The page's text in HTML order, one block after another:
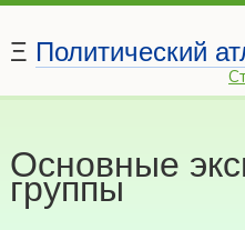
Ξ Политический
Основные
группы